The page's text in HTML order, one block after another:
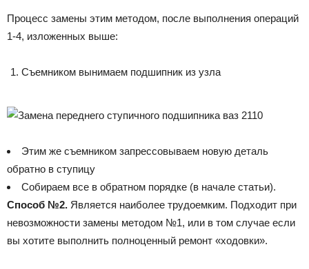
Процесс замены этим методом, после выполнения операций
1-4, изложенных выше:
Съемником вынимаем подшипник из узла
Этим же съемником запрессовываем новую деталь
обратно в ступицу
Собираем все в обратном порядке (в начале статьи).
Способ №2. Является наиболее трудоемким. Подходит при
невозможности замены методом №1, или в том случае если
вы хотите выполнить полноценный ремонт «ходовки».